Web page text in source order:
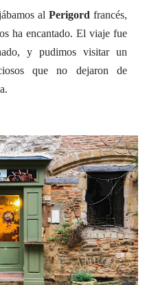
al Perigordfrancés,
ha encantado. El viaje fue
y pudimos visitar un
que no dejaron de